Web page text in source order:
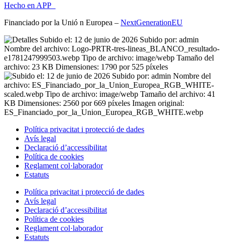
Hecho en APP_
Financiado por la Unió n Europea – NextGenerationEU
Política privacitat i protecció de dades
Avís legal
Declaració d’accessibilitat
Política de cookies
Reglament col·laborador
Estatuts
Política privacitat i protecció de dades
Avís legal
Declaració d’accessibilitat
Política de cookies
Reglament col·laborador
Estatuts